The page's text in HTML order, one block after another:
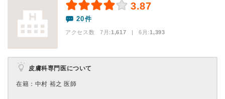
3.87
20件
アクセス数 7月:1,617 | 6月:1,393
皮膚科専門医について
在籍：中村 裕之 医師